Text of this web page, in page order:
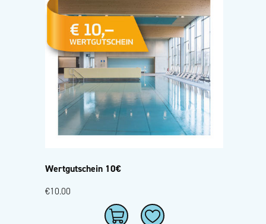
Wertgutschein 10€
€10.00